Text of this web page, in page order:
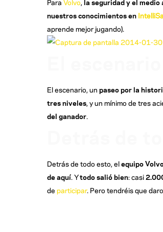
nuestros conocimientos en
aprende mejor jugando).
El escenario, un paseo por la
tres niveles , y un mínimo de tres
del ganador
Detrás de todo esto, elequipo
de aquí . Ytodo salió bien: casi
de participar. Pero tendréis que